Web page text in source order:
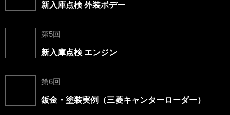
新入庫点検 外装ボデー
第5回
新入庫点検 エンジン
第6回
鈑金・塗装実例（三菱キャンターローダー）